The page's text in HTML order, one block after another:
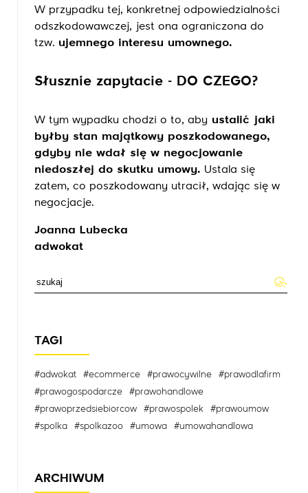
W przypadku tej, konkretnej odpowiedzialności
odszkodowawczej, jest ona ograniczona do
tzw. ujemnego interesu umownego.
Słusznie zapytacie - DO CZEGO?
W tym wypadku chodzi o to, aby ustalić jaki
byłby stan majątkowy poszkodowanego,
gdyby nie wdał się w negocjowanie
niedoszłej do skutku umowy. Ustala się
zatem, co poszkodowany utracił, wdając się w
negocjacje.
Joanna Lubecka
adwokat
TAGI
#adwokat #ecommerce #prawocywilne
#prawodlafirm
#prawogospodarcze
#prawohandlowe
#prawoprzedsiebiorcow
#prawospolek
#prawoumow
#spolka
#spolkazoo #umowa #umowahandlowa
ARCHIWUM